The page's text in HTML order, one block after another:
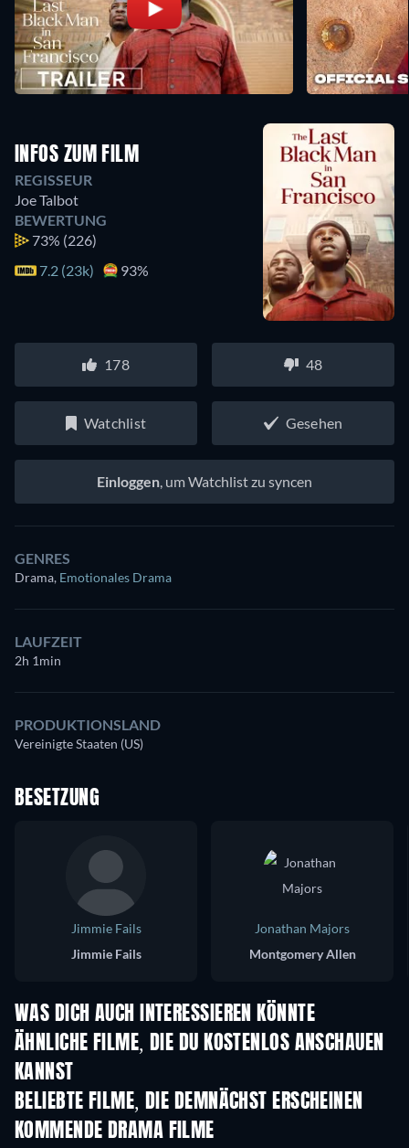
INFOS ZUM FILM
REGISSEUR
Joe Talbot
BEWERTUNG
73% (226)
7.2 (23k)
93%
178 48
Watchlist Gesehen
Einloggen, um Watchlist zu syncen
GENRES
Drama, Emotionales Drama
LAUFZEIT
2h 1min
PRODUKTIONSLAND
Vereinigte Staaten (US)
BESETZUNG
Jimmie Fails
Jimmie Fails
Jonathan Majors
Montgomery Allen
WAS DICH AUCH INTERESSIEREN KÖNNTE
ÄHNLICHE FILME, DIE DU KOSTENLOS ANSCHAUEN
KANNST
BELIEBTE FILME, DIE DEMNÄCHST ERSCHEINEN
KOMMENDE DRAMA FILME